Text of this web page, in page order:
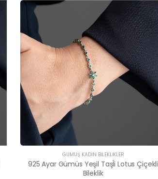
GÜMÜŞ KADIN BILEKLIKLER
925 Ayar Gümüs Yeşil Taşĺi Lotus Çiçekli
Bileklik